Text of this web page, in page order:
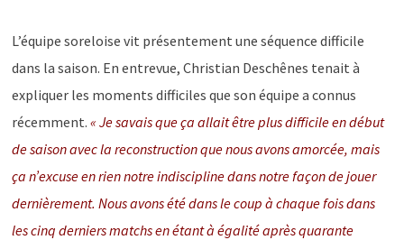
L’équipe soreloise vit présentement une séquence difficile
dans la saison. En entrevue, Christian Deschênes tenait à
expliquer les moments difficiles que son équipe a connus
récemment. « Je savais que ça allait être plus difficile en début
de saison avec la reconstruction que nous avons amorcée, mais
ça n’excuse en rien notre indiscipline dans notre façon de jouer
dernièrement. Nous avons été dans le coup à chaque fois dans
les cinq derniers matchs en étant à égalité après quarante